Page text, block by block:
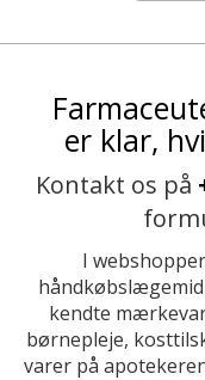
er klar,
Kontakt os på
I
kendte
børnepleje,
varer på